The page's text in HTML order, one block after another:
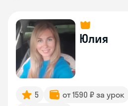
Юлия
5 от 1590 ₽ за урок